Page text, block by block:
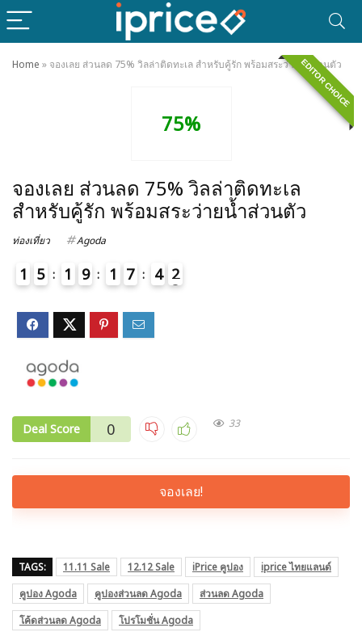
Home » จองเลย ส่วนลด 75% วิลล่าติดทะเล สำหรับคู้รัก พร้อมสระว่ายน้ำส่วนตัว
EDITOR CHOICE
75%
จองเลย ส่วนลด 75% วิลล่าติดทะเล
สำหรับคู้รัก พร้อมสระว่ายน้ำส่วนตัว
ท่องเที่ยว Agoda
1 5 1 9 1 7 4 2
Deal Score 0 33
จองเลย!
TAGS: 11.11 Sale 12.12 Sale iPrice คูปอง
iprice ไทยแลนด์
คูปอง Agoda
คูปองส่วนลด Agoda
ส่วนลด Agoda
โค้ดส่วนลด Agoda
โปรโมชั่น Agoda